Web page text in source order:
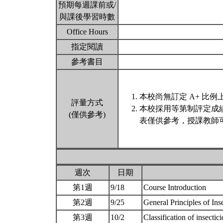
預期每週課前或/
與課後學習時數
Office Hours
指定閱讀
參考書目
評量方式
(僅供參考)
本校尚無訂定 A+ 比例
本校採用等第制評定成
表僅供參考，授課教師
週次
日期
第1週
9/18
Course Introduction
第2週
9/25
General Principles of
第3週
10/2
Classification of